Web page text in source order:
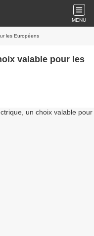
MENU
les Européens
valable pour les